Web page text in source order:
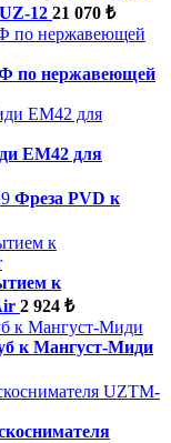
12 21 070 ₺
по нержавеющей
ЕМ42 для
Фреза PVD к
к
2 924 ₺
к Мангуст-Миди